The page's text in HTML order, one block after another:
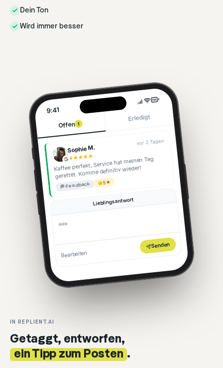
Dein Ton
Wird immer besser
9:41
Offen 1
Erledigt
Sophie M.
vor 2 Tagen
Kaffee perfekt, Service hat meinen Tag
gerettet. Komme definitiv wieder!
💭 Feedback 5★
Lieblingsantwort
Bearbeiten
Senden
IN REPLIENT.AI
Getaggt, entworfen,
ein Tipp zum Posten .